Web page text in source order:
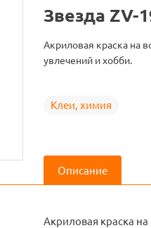
Звезда ZV-
Акриловая краска на
увлечений и хобби.
Клеи, химия
Описание
Акриловая краска